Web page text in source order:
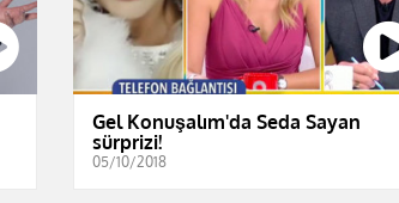
Gel Konuşalım'da Seda Sayan
sürprizi!
05/10/2018